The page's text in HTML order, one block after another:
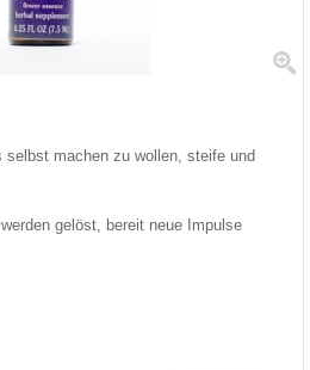
selbst machen zu wollen, steife und
gelöst, bereit neue Impulse